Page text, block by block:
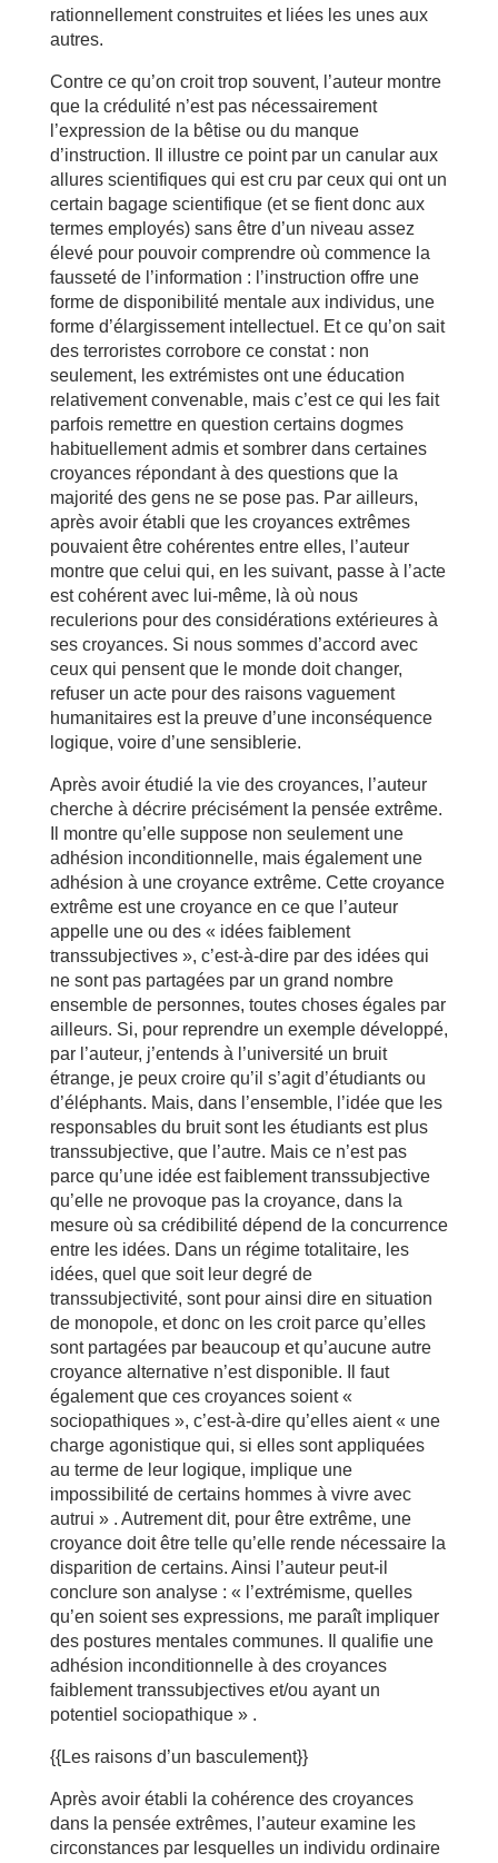
rationnellement construites et liées les unes aux
autres.
Contre ce qu’on croit trop souvent, l’auteur montre
que la crédulité n’est pas nécessairement
l’expression de la bêtise ou du manque
d’instruction. Il illustre ce point par un canular aux
allures scientifiques qui est cru par ceux qui ont un
certain bagage scientifique (et se fient donc aux
termes employés) sans être d’un niveau assez
élevé pour pouvoir comprendre où commence la
fausseté de l’information : l’instruction offre une
forme de disponibilité mentale aux individus, une
forme d’élargissement intellectuel. Et ce qu’on sait
des terroristes corrobore ce constat : non
seulement, les extrémistes ont une éducation
relativement convenable, mais c’est ce qui les fait
parfois remettre en question certains dogmes
habituellement admis et sombrer dans certaines
croyances répondant à des questions que la
majorité des gens ne se pose pas. Par ailleurs,
après avoir établi que les croyances extrêmes
pouvaient être cohérentes entre elles, l’auteur
montre que celui qui, en les suivant, passe à l’acte
est cohérent avec lui-même, là où nous
reculerions pour des considérations extérieures à
ses croyances. Si nous sommes d’accord avec
ceux qui pensent que le monde doit changer,
refuser un acte pour des raisons vaguement
humanitaires est la preuve d’une inconséquence
logique, voire d’une sensiblerie.
Après avoir étudié la vie des croyances, l’auteur
cherche à décrire précisément la pensée extrême.
Il montre qu’elle suppose non seulement une
adhésion inconditionnelle, mais également une
adhésion à une croyance extrême. Cette croyance
extrême est une croyance en ce que l’auteur
appelle une ou des « idées faiblement
transsubjectives », c’est-à-dire par des idées qui
ne sont pas partagées par un grand nombre
ensemble de personnes, toutes choses égales par
ailleurs. Si, pour reprendre un exemple développé,
par l’auteur, j’entends à l’université un bruit
étrange, je peux croire qu’il s’agit d’étudiants ou
d’éléphants. Mais, dans l’ensemble, l’idée que les
responsables du bruit sont les étudiants est plus
transsubjective, que l’autre. Mais ce n’est pas
parce qu’une idée est faiblement transsubjective
qu’elle ne provoque pas la croyance, dans la
mesure où sa crédibilité dépend de la concurrence
entre les idées. Dans un régime totalitaire, les
idées, quel que soit leur degré de
transsubjectivité, sont pour ainsi dire en situation
de monopole, et donc on les croit parce qu’elles
sont partagées par beaucoup et qu’aucune autre
croyance alternative n’est disponible. Il faut
également que ces croyances soient «
sociopathiques », c’est-à-dire qu’elles aient « une
charge agonistique qui, si elles sont appliquées
au terme de leur logique, implique une
impossibilité de certains hommes à vivre avec
autrui » . Autrement dit, pour être extrême, une
croyance doit être telle qu’elle rende nécessaire la
disparition de certains. Ainsi l’auteur peut-il
conclure son analyse : « l’extrémisme, quelles
qu’en soient ses expressions, me paraît impliquer
des postures mentales communes. Il qualifie une
adhésion inconditionnelle à des croyances
faiblement transsubjectives et/ou ayant un
potentiel sociopathique » .
{{Les raisons d’un basculement}}
Après avoir établi la cohérence des croyances
dans la pensée extrêmes, l’auteur examine les
circonstances par lesquelles un individu ordinaire